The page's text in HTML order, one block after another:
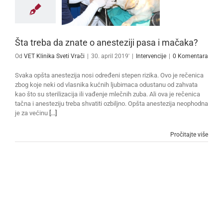
anesteziji pasa i mačaka?
Šta treba da znate o anesteziji pasa i mačaka?
Od VET Klinika Sveti Vrači 30. april 2019' Intervencije 0 Komentara
Svaka opšta anestezija nosi određeni stepen rizika. Ovo je rečenica
zbog koje neki od vlasnika kućnih ljubimaca odustanu od zahvata
kao što su sterilizacija ili vađenje mlečnih zuba. Ali ova je rečenica
tačna i anesteziju treba shvatiti ozbiljno. Opšta anestezija neophodna
je za većinu [...]
Pročitajte više